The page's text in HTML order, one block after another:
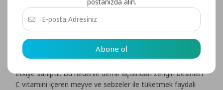
düzenli olarak tüketmek demir eksikliğini önlemede önemli
bir adımdır. Kırmızı et, balık, yumurta, kuru baklagiller, yeşil
yapraklı sebzeler demir açısından zengin besinler
arasındadır.
etkiye sahiptir. Bu nedenle demir açısından zengin besinleri
C vitamini içeren meyve ve sebzeler ile tüketmek faydalı
postanızda alın.
Abone ol